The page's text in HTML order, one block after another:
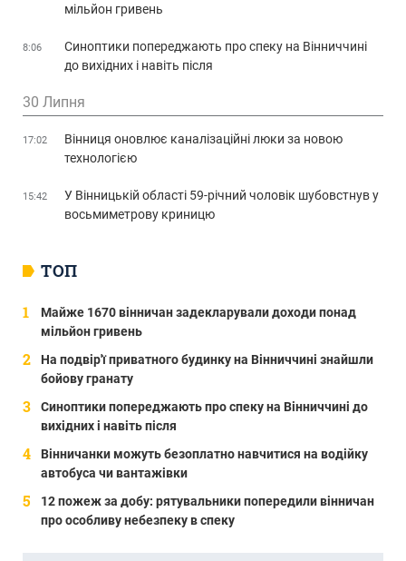
ТОП
Майже 1670 вінничан задекларували доходи понад
мільйон гривень
На подвір'ї приватного будинку на Вінниччині знайшли
бойову гранату
Синоптики попереджають про спеку на Вінниччині до
вихідних і навіть після
Вінничанки можуть безоплатно навчитися на водійку
автобуса чи вантажівки
12 пожеж за добу: рятувальники попередили вінничан
про особливу небезпеку в спеку
мільйон гривень
8:06
Синоптики попереджають про спеку на Вінниччині
до вихідних і навіть після
30 Липня
17:02
Вінниця оновлює каналізаційні люки за новою
технологією
15:42
У Вінницькій області 59-річний чоловік шубовстнув у
восьмиметрову криницю